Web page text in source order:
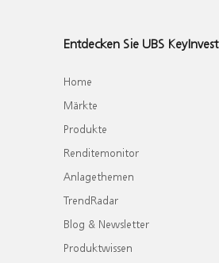
Entdecken Sie UBS KeyInvest
Home
Märkte
Produkte
Renditemonitor
Anlagethemen
TrendRadar
Blog & Newsletter
Produktwissen